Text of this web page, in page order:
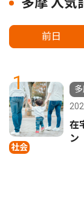
前日
1
社会
在
ン